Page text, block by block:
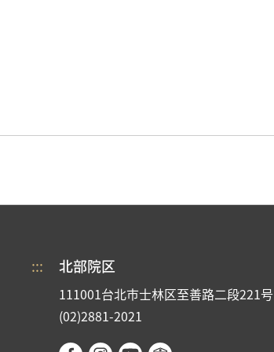
::: 北部院区
111001台北市士林区至善路二段221号
(02)2881-2021